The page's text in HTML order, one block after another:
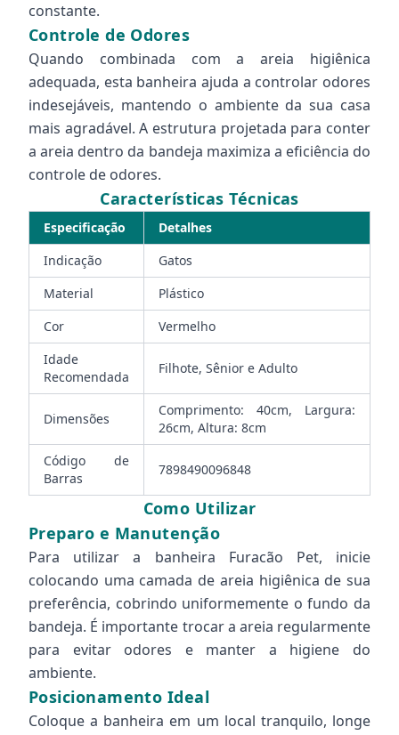
constante.
Controle de Odores
Quando combinada com a areia higiênica
adequada, esta banheira ajuda a controlar odores
indesejáveis, mantendo o ambiente da sua casa
mais agradável. A estrutura projetada para conter
a areia dentro da bandeja maximiza a eficiência do
controle de odores.
Características Técnicas
Especificação
Detalhes
Indicação
Gatos
Material
Plástico
Cor
Vermelho
Idade
Recomendada
Filhote, Sênior e Adulto
Dimensões
Comprimento: 40cm, Largura:
26cm, Altura: 8cm
Código de
Barras
7898490096848
Como Utilizar
Preparo e Manutenção
Para utilizar a banheira Furacão Pet, inicie
colocando uma camada de areia higiênica de sua
preferência, cobrindo uniformemente o fundo da
bandeja. É importante trocar a areia regularmente
para evitar odores e manter a higiene do
ambiente.
Posicionamento Ideal
Coloque a banheira em um local tranquilo, longe